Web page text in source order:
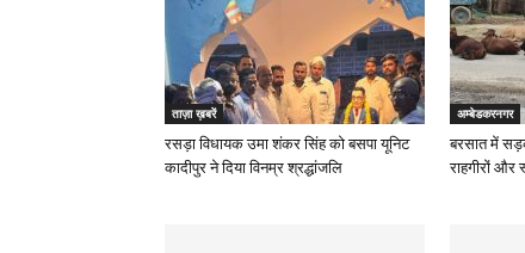
ताज़ा ख़बरें
रसड़ा विधायक उमा शंकर सिंह को बसपा यूनिट
कादीपुर ने दिया विनम्र श्रद्धांजलि
अम्बेडकरनगर
बरसात में
राहगीरों